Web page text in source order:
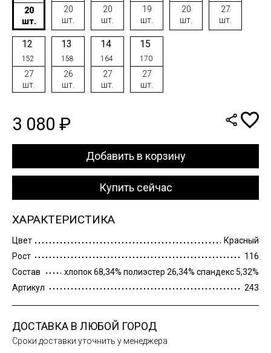
20
шт.
20
шт.
20
шт.
19
шт.
20
шт.
27
шт.
12
152
27
шт.
13
158
26
шт.
14
164
27
шт.
15
170
27
шт.
3 080 ₽
Добавить в корзину
Купить сейчас
ХАРАКТЕРИСТИКА
Цвет
Красный
Рост
116
Состав
хлопок 68,34% полиэстер 26,34% спандекс 5,32%
Артикул
243
ДОСТАВКА В ЛЮБОЙ ГОРОД
Сроки доставки уточнить у менеджера